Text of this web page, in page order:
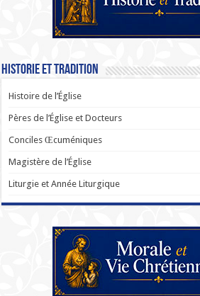
Historie et Tradition
Histoire de l’Église
Pères de l’Église et Docteurs
Conciles Œcuméniques
Magistère de l’Église
Liturgie et Année Liturgique